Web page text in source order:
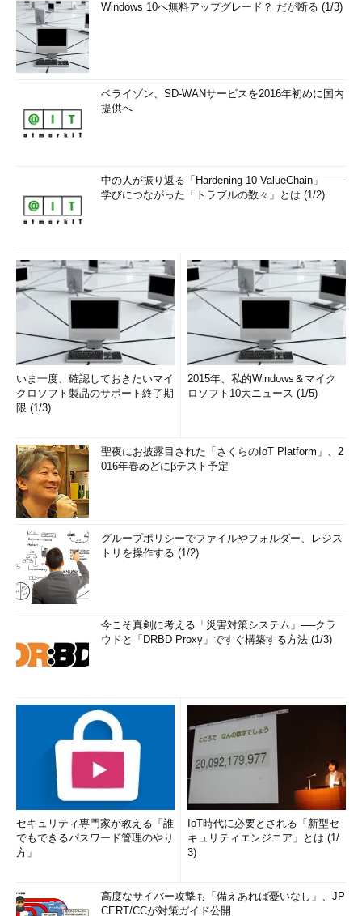
Windows 10へ無料アップグレード？ だが断る (1/3)
ベライゾン、SD-WANサービスを2016年初めに国内
提供へ
中の人が振り返る「Hardening 10 ValueChain」――
学びにつながった「トラブルの数々」とは (1/2)
いま一度、確認しておきたいマイ
クロソフト製品のサポート終了期
限 (1/3)
2015年、私的Windows＆マイク
ロソフト10大ニュース (1/5)
聖夜にお披露目された「さくらのIoT Platform」、2
016年春めどにβテスト予定
グループポリシーでファイルやフォルダー、レジス
トリを操作する (1/2)
今こそ真剣に考える「災害対策システム」──クラ
ウドと「DRBD Proxy」ですぐ構築する方法 (1/3)
セキュリティ専門家が教える「誰
でもできるパスワード管理のやり
方」
IoT時代に必要とされる「新型セ
キュリティエンジニア」とは (1/
3)
高度なサイバー攻撃も「備えあれば憂いなし」、JP
CERT/CCが対策ガイド公開